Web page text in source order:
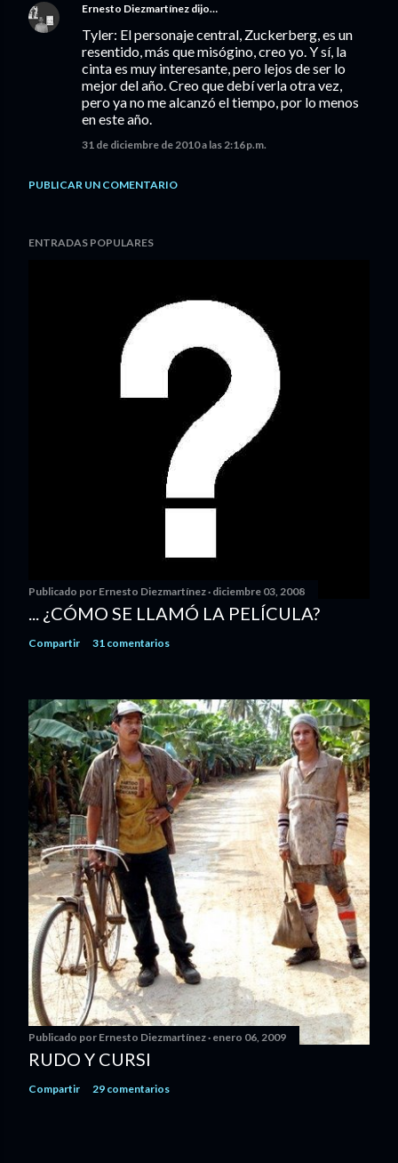
Ernesto Diezmartínez dijo…
Tyler: El personaje central, Zuckerberg, es un
resentido, más que misógino, creo yo. Y sí, la
cinta es muy interesante, pero lejos de ser lo
mejor del año. Creo que debí verla otra vez,
pero ya no me alcanzó el tiempo, por lo menos
en este año.
31 de diciembre de 2010 a las 2:16 p.m.
PUBLICAR UN COMENTARIO
ENTRADAS POPULARES
Publicado por Ernesto Diezmartínez diciembre 03, 2008
... ¿CÓMO SE LLAMÓ LA PELÍCULA?
Compartir 31 comentarios
Publicado por Ernesto Diezmartínez enero 06, 2009
RUDO Y CURSI
Compartir 29 comentarios